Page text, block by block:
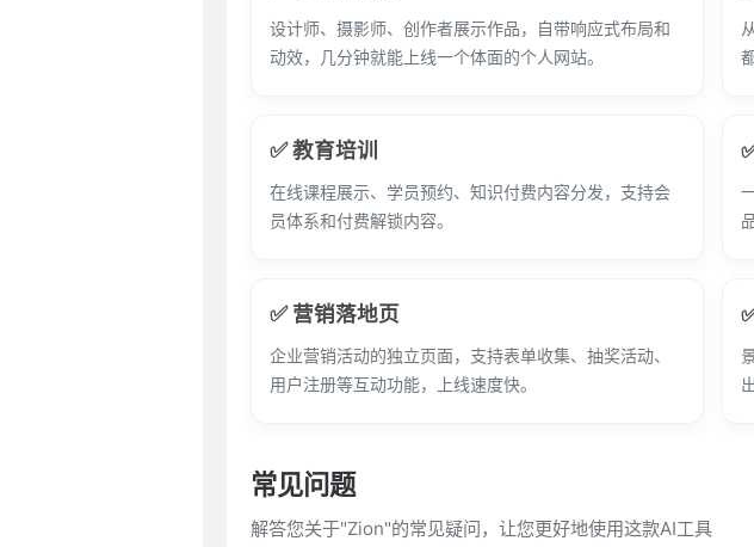
设计师、摄影师、创作者展示作品，自带响应式布局和
动效，几分钟就能上线一个体面的个人网站。
✅ 教育培训
在线课程展示、学员预约、知识付费内容分发，支持会
员体系和付费解锁内容。
✅ 营销落地页
企业营销活动的独立页面，支持表单收集、抽奖活动、
用户注册等互动功能，上线速度快。
常见问题
解答您关于"Zion"的常见疑问，让您更好地使用这款AI工具